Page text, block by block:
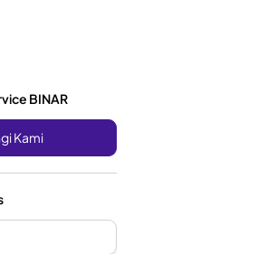
BINAR
Kami